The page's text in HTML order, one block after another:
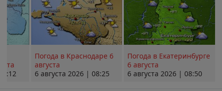
Погода в Краснодаре 6
августа
6 августа 2026 | 08:25
Погода в Екатеринбурге
6 августа
6 августа 2026 | 08:50